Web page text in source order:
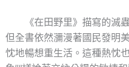
《在田野里》描寫的滅
但全書依然瀰漫著國民發明
忱地暢想重生活。這種熱忱